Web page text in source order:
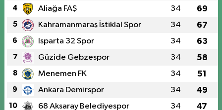
4 Aliağa FAŞ 34 69
5 Kahramanmaraş İstiklal Spor 34 67
6 Isparta 32 Spor 34 63
7 Güzide Gebzespor 34 58
8 Menemen FK 34 51
9 Ankara Demirspor 34 49
10 68 Aksaray Belediyespor 34 47